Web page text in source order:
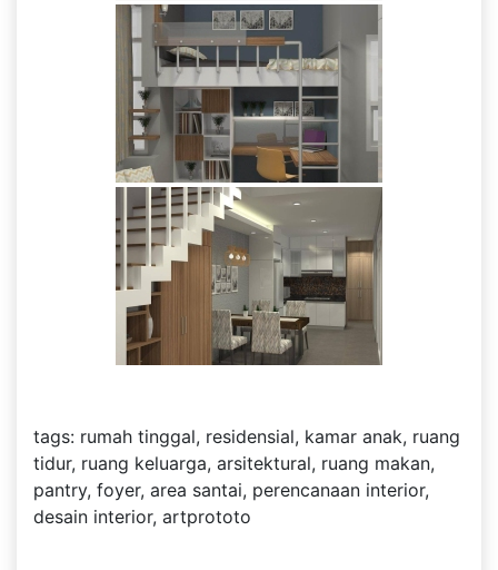
tags: rumah tinggal, residensial, kamar anak, ruang
tidur, ruang keluarga, arsitektural, ruang makan,
pantry, foyer, area santai, perencanaan interior,
desain interior, artprototo